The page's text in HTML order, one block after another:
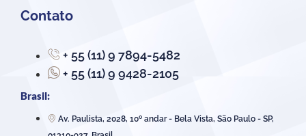
Contato
+ 55 (11) 9 7894-5482
+ 55 (11) 9 9428-2105
Brasil:
Av. Paulista, 2028, 10º andar - Bela Vista, São Paulo - SP,